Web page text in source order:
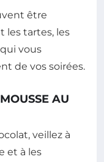
être
les tartes, les
vous
de vos soirées.
AU
veillez à
et à les